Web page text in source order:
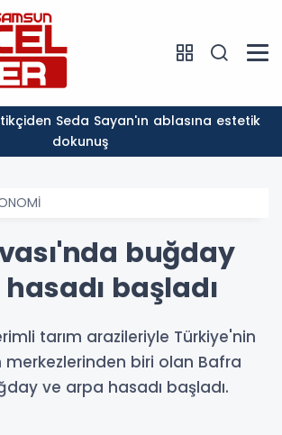
dokunuş
buğday
başladı
tarım arazileriyle Türkiye'nin
biri olan Bafra
ve arpa hasadı başladı.